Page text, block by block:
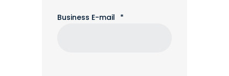
Business E-mail *